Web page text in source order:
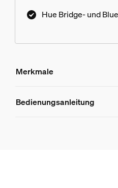
Hue Bridge- und
Merkmale
Merkmale
Bedienungsanleitung